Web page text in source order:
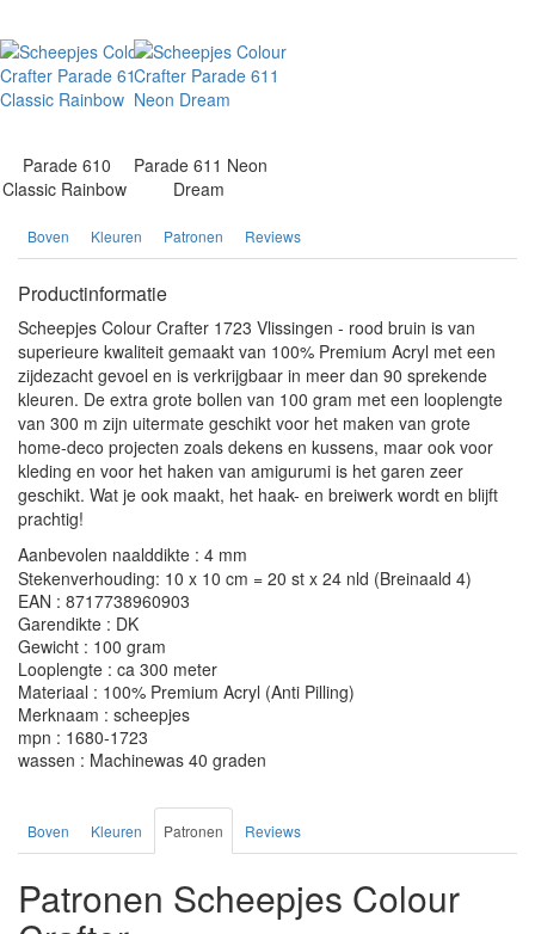
Parade 610
Classic Rainbow
Parade 611 Neon
Dream
Boven Kleuren Patronen Reviews
Productinformatie
Scheepjes Colour Crafter 1723 Vlissingen - rood bruin is van
superieure kwaliteit gemaakt van 100% Premium Acryl met een
zijdezacht gevoel en is verkrijgbaar in meer dan 90 sprekende
kleuren. De extra grote bollen van 100 gram met een looplengte
van 300 m zijn uitermate geschikt voor het maken van grote
home-deco projecten zoals dekens en kussens, maar ook voor
kleding en voor het haken van amigurumi is het garen zeer
geschikt. Wat je ook maakt, het haak- en breiwerk wordt en blijft
prachtig!
Aanbevolen naalddikte : 4 mm
Stekenverhouding: 10 x 10 cm = 20 st x 24 nld (Breinaald 4)
EAN : 8717738960903
Garendikte : DK
Gewicht : 100 gram
Looplengte : ca 300 meter
Materiaal : 100% Premium Acryl (Anti Pilling)
Merknaam : scheepjes
mpn : 1680-1723
wassen : Machinewas 40 graden
Boven Kleuren Patronen Reviews
Patronen Scheepjes Colour